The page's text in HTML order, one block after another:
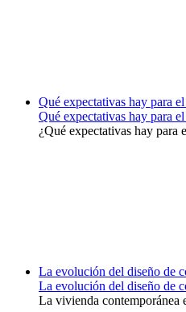
Qué expectativas hay para
Qué expectativas hay para
¿Qué expectativas hay
La evolución del diseño de
La evolución del diseño de
La vivienda contemporánea